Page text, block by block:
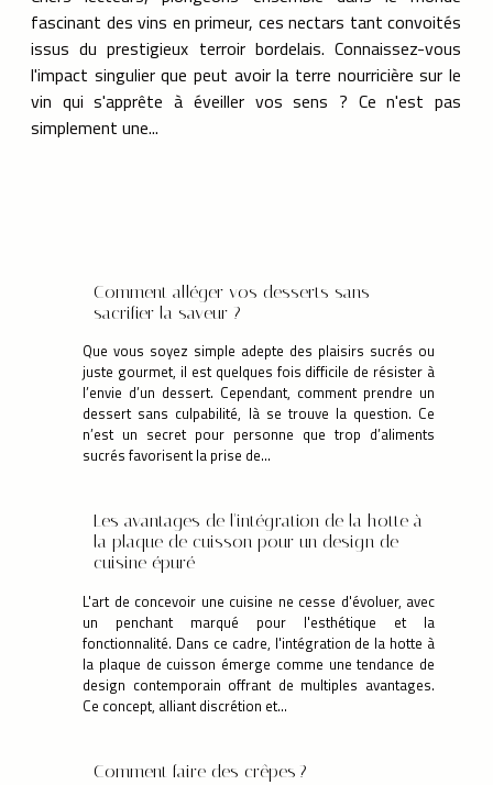
fascinant des vins en primeur, ces nectars tant convoités
issus du prestigieux terroir bordelais. Connaissez-vous
l'impact singulier que peut avoir la terre nourricière sur le
vin qui s'apprête à éveiller vos sens ? Ce n'est pas
simplement une...
Comment alléger vos desserts sans
sacrifier la saveur ?
Que vous soyez simple adepte des plaisirs sucrés ou
juste gourmet, il est quelques fois difficile de résister à
l’envie d’un dessert. Cependant, comment prendre un
dessert sans culpabilité, là se trouve la question. Ce
n’est un secret pour personne que trop d’aliments
sucrés favorisent la prise de...
Les avantages de l'intégration de la hotte à
la plaque de cuisson pour un design de
cuisine épuré
L'art de concevoir une cuisine ne cesse d'évoluer, avec
un penchant marqué pour l'esthétique et la
fonctionnalité. Dans ce cadre, l'intégration de la hotte à
la plaque de cuisson émerge comme une tendance de
design contemporain offrant de multiples avantages.
Ce concept, alliant discrétion et...
Comment faire des crêpes ?